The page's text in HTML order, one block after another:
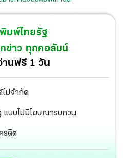
ประมง ที่นครเจนีวา สวิตฯ.
มพ์ไทยรัฐ
ข่าว ทุกคอลัมน์
านฟรี 1 วัน
ไม่จำกัด
แบบไม่มีโฆษณารบกวน
รดิต